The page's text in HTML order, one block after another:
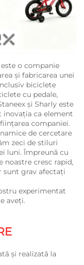
este o companie
și fabricarea unei
biciclete
cu pedale,
și Sharly este
inovația ca element
companiei.
de cercetare
zeci de stiluri
luni. Împreună cu
noastre cresc rapid,
grav afectați
experimentat
aveți.
și realizată la